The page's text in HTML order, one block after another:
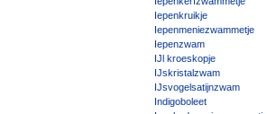
Iepenkruikje
Iepenmeniezwammetje
Iepenzwam
IJl kroeskopje
IJskristalzwam
IJsvogelsatijnzwam
Indigoboleet